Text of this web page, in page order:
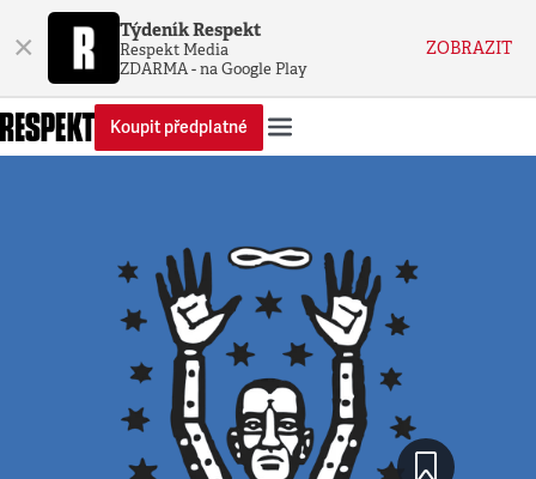
× Týdeník Respekt
Respekt Media
ZDARMA - na Google Play
ZOBRAZIT
Koupit předplatné